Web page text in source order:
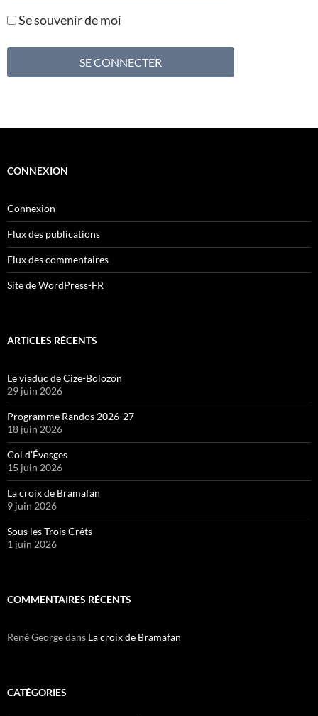
Se souvenir de moi
CONNEXION
Connexion
Flux des publications
Flux des commentaires
Site de WordPress-FR
ARTICLES RÉCENTS
Le viaduc de Cize-Bolozon
29 juin 2026
Programme Randos 2026-27
18 juin 2026
Col d’Évosges
15 juin 2026
La croix de Bramafan
9 juin 2026
Sous les Trois Crêts
1 juin 2026
COMMENTAIRES RÉCENTS
René Georgedans La croix de Bramafan
CATÉGORIES